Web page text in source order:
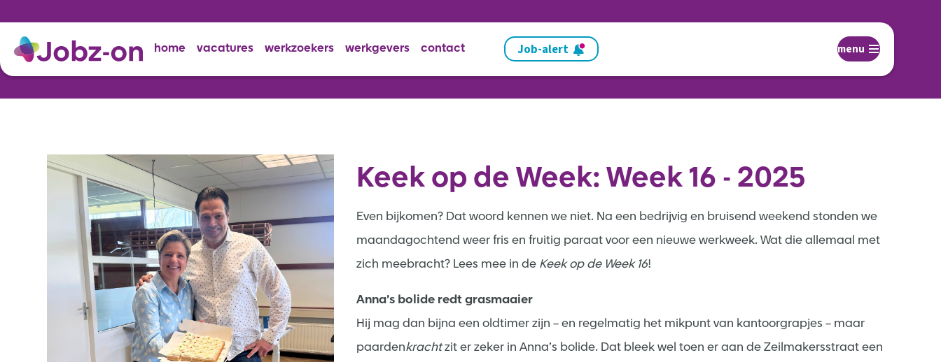
home vacatures werkzoekers werkgevers contact Job-alert menu
Keek op de Week: Week 16 - 2025
Even bijkomen? Dat woord kennen we niet. Na een bedrijvig en bruisend weekend stonden we
maandagochtend weer fris en fruitig paraat voor een nieuwe werkweek. Wat die allemaal met
zich meebracht? Lees mee in de Keek op de Week 16!
Anna’s bolide redt grasmaaier
Hij mag dan bijna een oldtimer zijn – en regelmatig het mikpunt van kantoorgrapjes – maar
paardenkrachtzit er zeker in Anna’s bolide. Dat bleek wel toen er aan de Zeilmakersstraat een